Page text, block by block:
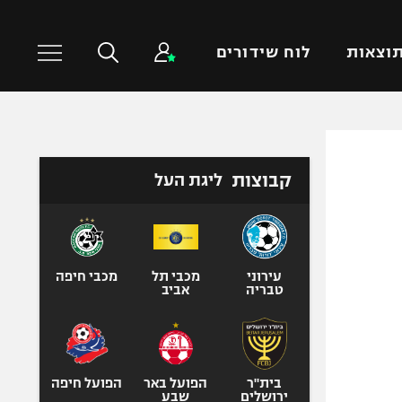
תוצאות לוח שידורים
טניס
כדורעף
ספורט אולימפי
קבוצות ליגת העל
עירוני
טבריה
מכבי תל
אביב
מכבי חיפה
בית"ר
ירושלים
הפועל באר
שבע
הפועל חיפה